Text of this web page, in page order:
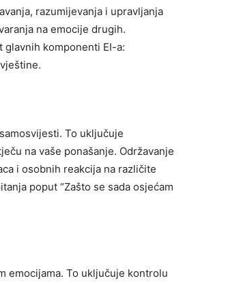
razumijevanja i upravljanja
na emocije drugih.
komponenti EI-a:
To uključuje
na vaše ponašanje. Održavanje
i osobnih reakcija na različite
poput “Zašto se sada osjećam
emocijama. To uključuje kontrolu